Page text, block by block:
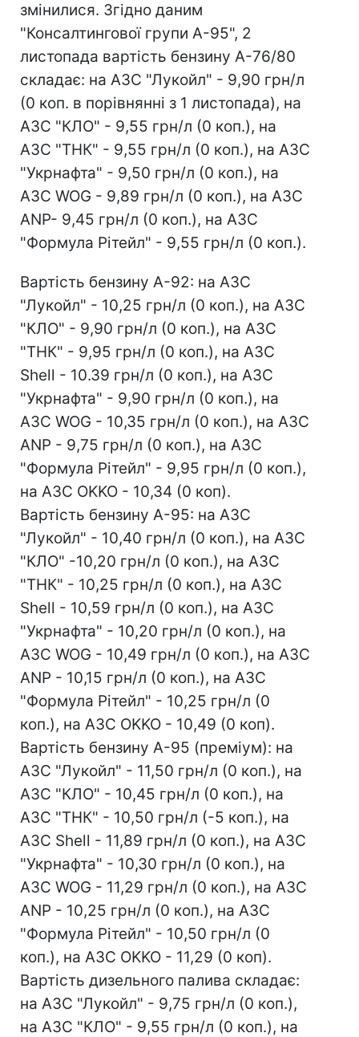
змінилися. Згідно даним
"Консалтингової групи А-95", 2
листопада вартість бензину А-76/80
складає: на АЗС "Лукойл" - 9,90 грн/л
(0 коп. в порівнянні з 1 листопада), на
АЗС "КЛО" - 9,55 грн/л (0 коп.), на
АЗС "ТНК" - 9,55 грн/л (0 коп.), на АЗС
"Укрнафта" - 9,50 грн/л (0 коп.), на
АЗС WOG - 9,89 грн/л (0 коп.), на АЗС
ANP- 9,45 грн/л (0 коп.), на АЗС
"Формула Рітейл" - 9,55 грн/л (0 коп.).
Вартість бензину А-92: на АЗС
"Лукойл" - 10,25 грн/л (0 коп.), на АЗС
"КЛО" - 9,90 грн/л (0 коп.), на АЗС
"ТНК" - 9,95 грн/л (0 коп.), на АЗС
Shell - 10.39 грн/л (0 коп.), на АЗС
"Укрнафта" - 9,90 грн/л (0 коп.), на
АЗС WOG - 10,35 грн/л (0 коп.), на АЗС
ANP - 9,75 грн/л (0 коп.), на АЗС
"Формула Рітейл" - 9,95 грн/л (0 коп.),
на АЗС OKKO - 10,34 (0 коп).
Вартість бензину А-95: на АЗС
"Лукойл" - 10,40 грн/л (0 коп.), на АЗС
"КЛО" -10,20 грн/л (0 коп.), на АЗС
"ТНК" - 10,25 грн/л (0 коп.), на АЗС
Shell - 10,59 грн/л (0 коп.), на АЗС
"Укрнафта" - 10,20 грн/л (0 коп.), на
АЗС WOG - 10,49 грн/л (0 коп.), на АЗС
ANP - 10,15 грн/л (0 коп.), на АЗС
"Формула Рітейл" - 10,25 грн/л (0
коп.), на АЗС OKKO - 10,49 (0 коп).
Вартість бензину А-95 (преміум): на
АЗС "Лукойл" - 11,50 грн/л (0 коп.), на
АЗС "КЛО" - 10,45 грн/л (0 коп.), на
АЗС "ТНК" - 10,50 грн/л (-5 коп.), на
АЗС Shell - 11,89 грн/л (0 коп.), на АЗС
"Укрнафта" - 10,30 грн/л (0 коп.), на
АЗС WOG - 11,29 грн/л (0 коп.), на АЗС
ANP - 10,25 грн/л (0 коп.), на АЗС
"Формула Рітейл" - 10,50 грн/л (0
коп.), на АЗС OKKO - 11,29 (0 коп).
Вартість дизельного палива складає:
на АЗС "Лукойл" - 9,75 грн/л (0 коп.),
на АЗС "КЛО" - 9,55 грн/л (0 коп.), на